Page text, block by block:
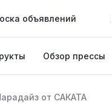
объявлений
Обзор прессы
от САКАТА